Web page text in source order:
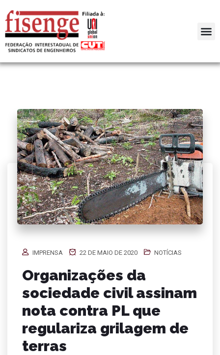
IMPRENSA 22 DE MAIO DE 2020 NOTÍCIAS
Organizações da
sociedade civil assinam
nota contra PL que
regulariza grilagem de
terras